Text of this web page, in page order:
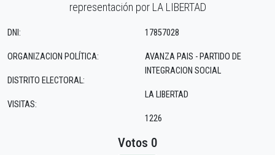
representación por LA LIBERTAD
DNI:
ORGANIZACION POLÍTICA:
DISTRITO ELECTORAL:
VISITAS:
17857028
AVANZA PAIS - PARTIDO DE
INTEGRACION SOCIAL
LA LIBERTAD
1226
Votos 0